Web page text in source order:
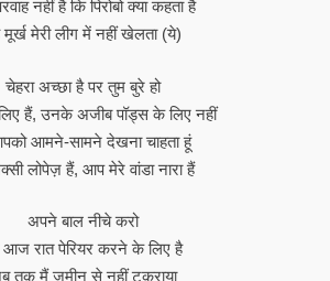
नहीं है कि पिरोबो क्या कहता है
मूर्ख मेरी लीग में नहीं खेलता (ये)
चेहरा अच्छा है पर तुम बुरे हो
हैं, उनके अजीब पॉड्स के लिए नहीं
आमने-सामने देखना चाहता हूं
लोपेज़ हैं, आप मेरे वांडा नारा हैं
अपने बाल नीचे करो
आज रात पेरियर करने के लिए है
तक मैं जमीन से नहीं टकराया